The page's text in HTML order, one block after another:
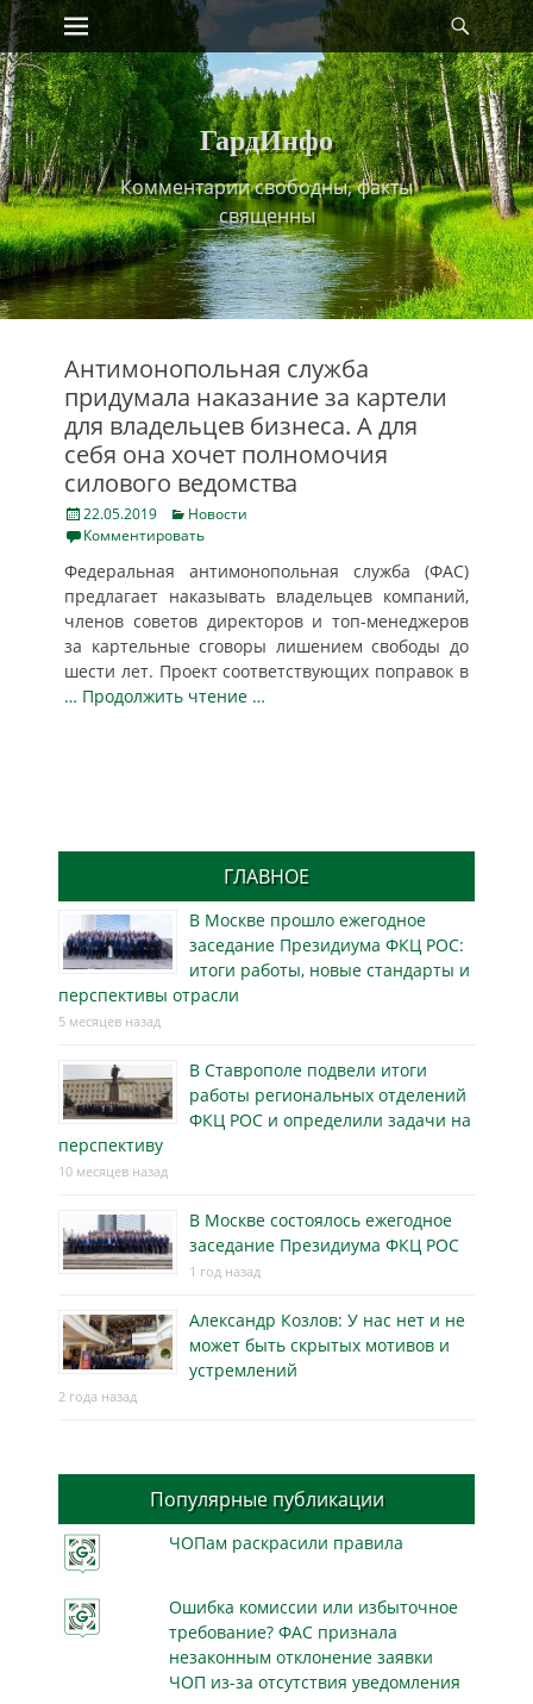
Skip
to
content
Primary Menu
ГардИнфо
Комментарии свободны, факты
священны
Антимонопольная служба
придумала наказание за картели
для владельцев бизнеса. А для
себя она хочет полномочия
силового ведомства
Posted
on
22.05.2019 Categories
Новости
Комментировать
Федеральная антимонопольная служба (ФАС)
предлагает наказывать владельцев компаний,
членов советов директоров и топ-менеджеров
за картельные сговоры лишением свободы до
шести лет. Проект соответствующих поправок в
… Продолжить чтение …
ГЛАВНОЕ
В Москве прошло ежегодное
заседание Президиума ФКЦ РОС:
итоги работы, новые стандарты и
перспективы отрасли
5 месяцев назад
В Ставрополе подвели итоги
работы региональных отделений
ФКЦ РОС и определили задачи на
перспективу
10 месяцев назад
В Москве состоялось ежегодное
заседание Президиума ФКЦ РОС
1 год назад
Александр Козлов: У нас нет и не
может быть скрытых мотивов и
устремлений
2 года назад
Популярные публикации
ЧОПам раскрасили правила
Ошибка комиссии или избыточное
требование? ФАС признала
незаконным отклонение заявки
ЧОП из-за отсутствия уведомления